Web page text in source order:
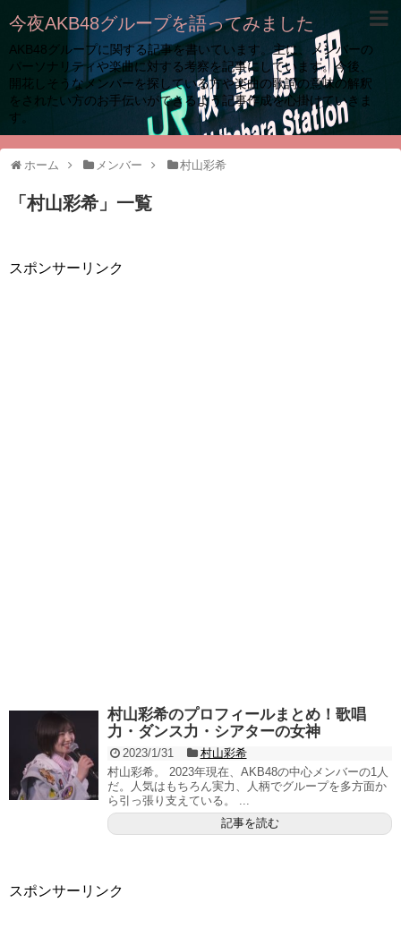
今夜AKB48グループを語ってみました
AKB48グループに関する記事を書いています。主に、メンバーの
パーソナリティや楽曲に対する考察を記事にしています。今後、
開花しそうなメンバーを探している方や楽曲の歌詞の意味の解釈
をされたい方のお手伝いができるよう記事作成を心掛けていきま
す。
ホーム メンバー 村山彩希
「村山彩希 」 一覧
スポンサーリンク
村山彩希のプロフィールまとめ！歌唱
力・ダンス力・シアターの女神
2023/1/31
村山彩希
村山彩希。 2023年現在、AKB48の中心メンバーの1人
だ。人気はもちろん実力、人柄でグループを多方面か
ら引っ張り支えている。 ...
記事を読む
スポンサーリンク